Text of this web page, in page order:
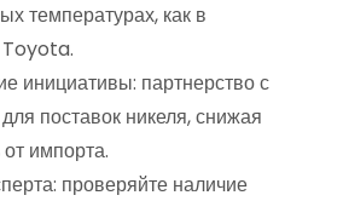
температурах, как в
Toyota.
инициативы: партнерство с
поставок никеля, снижая
импорта.
проверяйте наличие